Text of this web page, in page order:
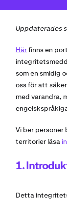
Uppdaterades
Härfinns en
som en smidig
oss för att
med varandra,
Vi ber personer
territorier läsa
1.
Detta